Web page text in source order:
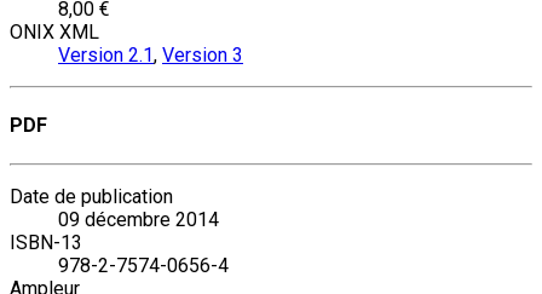
8,00 €
ONIX XML
Version 2.1, Version 3
PDF
Date de publication
09 décembre 2014
ISBN-13
978-2-7574-0656-4
Ampleur